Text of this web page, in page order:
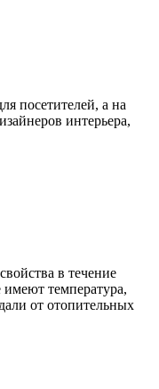
посетителей, а на
интерьера,
в течение
имеют температура,
от отопительных